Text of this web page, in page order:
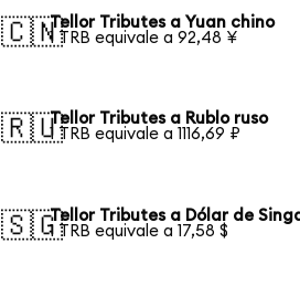
🇨🇳Tellor Tributes a Yuan chino
1 TRB equivale a 92,48 ¥
🇷🇺Tellor Tributes a Rublo ruso
1 TRB equivale a 1116,69 ₽
🇸🇬Tellor Tributes a Dólar de
1 TRB equivale a 17,58 $